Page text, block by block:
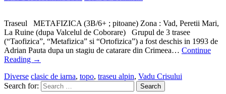
Traseul METAFIZICA (3B/6+ ; pitoane) Zona : Vad, Peretii Mari,
La Ruine (dupa Valcelul de Coborare) Grupul de 3 trasee
(“Taofizica”, “Metafizica” si “Ortofizica”) a fost deschis in 1993 de
Adrian Pauta dupa un stagiu de catarare din Crimeea… Continue
Reading →
Diverse clasic de iarna, topo, traseu alpin, Vadu Crisului
Search for: